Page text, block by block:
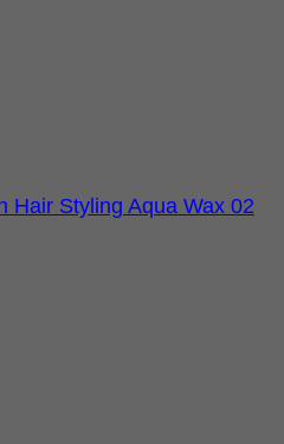
Hair Styling Aqua Wax 02